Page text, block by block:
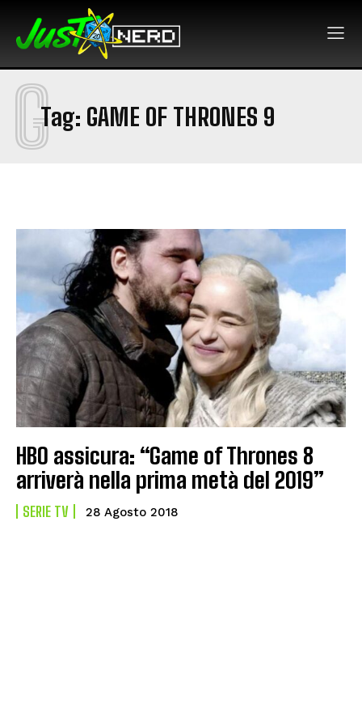
Tag: GAME OF THRONES 9
G
HBO assicura: “Game of Thrones 8
arriverà nella prima metà del 2019”
SERIE TV 28 Agosto 2018